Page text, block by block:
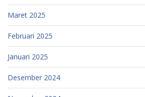
Maret 2025
Februari 2025
Januari 2025
Desember 2024